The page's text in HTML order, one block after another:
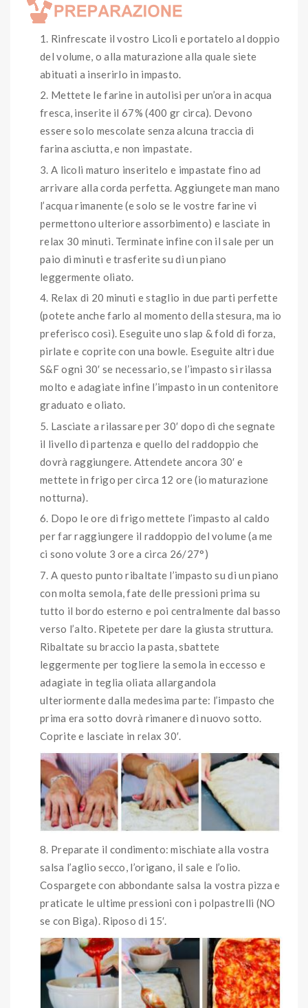
Rinfrescate il vostro Licoli e portatelo al doppio
del volume, o alla maturazione alla quale siete
abituati a inserirlo in impasto.
Mettete le farine in autolisi per un’ora in acqua
fresca, inserite il 67% (400 gr circa). Devono
essere solo mescolate senza alcuna traccia di
farina asciutta, e non impastate.
A licoli maturo inseritelo e impastate fino ad
arrivare alla corda perfetta. Aggiungete man mano
l’acqua rimanente (e solo se le vostre farine vi
permettono ulteriore assorbimento) e lasciate in
relax 30 minuti. Terminate infine con il sale per un
paio di minuti e trasferite su di un piano
leggermente oliato.
Relax di 20 minuti e staglio in due parti perfette
(potete anche farlo al momento della stesura, ma io
preferisco così). Eseguite uno slap & fold di forza,
pirlate e coprite con una bowle. Eseguite altri due
S&F ogni 30′ se necessario, se l’impasto si rilassa
molto e adagiate infine l’impasto in un contenitore
graduato e oliato.
Lasciate a rilassare per 30′ dopo di che segnate
il livello di partenza e quello del raddoppio che
dovrà raggiungere. Attendete ancora 30′ e
mettete in frigo per circa 12 ore (io maturazione
notturna).
Dopo le ore di frigo mettete l’impasto al caldo
per far raggiungere il raddoppio del volume (a me
ci sono volute 3 ore a circa 26/27°)
A questo punto ribaltate l’impasto su di un piano
con molta semola, fate delle pressioni prima su
tutto il bordo esterno e poi centralmente dal basso
verso l’alto. Ripetete per dare la giusta struttura.
Ribaltate su braccio la pasta, sbattete
leggermente per togliere la semola in eccesso e
adagiate in teglia oliata allargandola
ulteriormente dalla medesima parte: l’impasto che
prima era sotto dovrà rimanere di nuovo sotto.
Coprite e lasciate in relax 30′.
Preparate il condimento: mischiate alla vostra
salsa l’aglio secco, l’origano, il sale e l’olio.
Cospargete con abbondante salsa la vostra pizza e
praticate le ultime pressioni con i polpastrelli (NO
se con Biga). Riposo di 15′.